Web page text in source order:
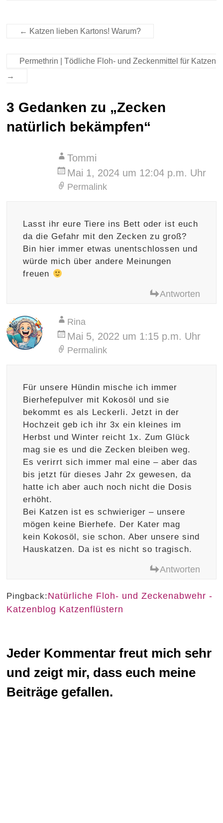
← Katzen lieben Kartons! Warum?
Permethrin | Tödliche Floh- und Zeckenmittel für Katzen
→
3 Gedanken zu „Zecken
natürlich bekämpfen“
Tommi
Mai 1, 2024 um 12:04 p.m. Uhr
Permalink
Lasst ihr eure Tiere ins Bett oder ist euch
da die Gefahr mit den Zecken zu groß?
Bin hier immer etwas unentschlossen und
würde mich über andere Meinungen
freuen
Antworten
Rina
Mai 5, 2022 um 1:15 p.m. Uhr
Permalink
Für unsere Hündin mische ich immer
Bierhefepulver mit Kokosöl und sie
bekommt es als Leckerli. Jetzt in der
Hochzeit geb ich ihr 3x ein kleines im
Herbst und Winter reicht 1x. Zum Glück
mag sie es und die Zecken bleiben weg.
Es verirrt sich immer mal eine – aber das
bis jetzt für dieses Jahr 2x gewesen, da
hatte ich aber auch noch nicht die Dosis
erhöht.
Bei Katzen ist es schwieriger – unsere
mögen keine Bierhefe. Der Kater mag
kein Kokosöl, sie schon. Aber unsere sind
Hauskatzen. Da ist es nicht so tragisch.
Antworten
Pingback:Natürliche Floh- und Zeckenabwehr -
Katzenblog Katzenflüstern
Jeder Kommentar freut mich sehr
und zeigt mir, dass euch meine
Beiträge gefallen.